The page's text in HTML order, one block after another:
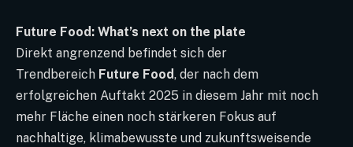
Future Food: What’s next on the plate
Direkt angrenzend befindet sich der
Trendbereich Future Food, der nach dem
erfolgreichen Auftakt 2025 in diesem Jahr mit noch
mehr Fläche einen noch stärkeren Fokus auf
nachhaltige, klimabewusste und zukunftsweisende